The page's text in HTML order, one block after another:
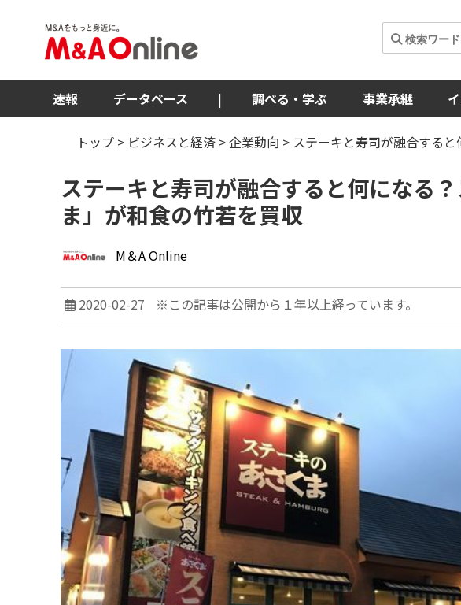
速報 データベース | 調べる・学ぶ 事業承継
トップ > ビジネスと経済 >企業動向 > ステーキと寿司が融合する
ステーキと寿司が融合すると何になる
ま」が和食の竹若を買収
M＆A Online
2020-02-27 ※この記事は公開から１年以上経っています。